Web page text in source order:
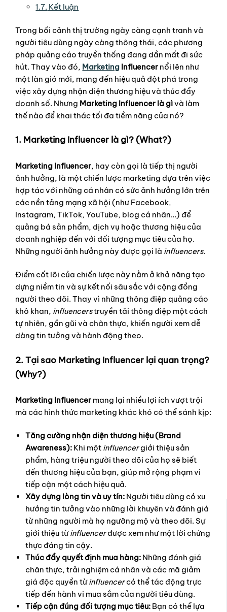
1.7. Kết luận
Trong bối cảnh thị trường ngày càng cạnh tranh và
người tiêu dùng ngày càng thông thái, các phương
pháp quảng cáo truyền thống đang dần mất đi sức
hút. Thay vào đó, Marketing Influencer nổi lên như
một làn gió mới, mang đến hiệu quả đột phá trong
việc xây dựng nhận diện thương hiệu và thúc đẩy
doanh số. Nhưng Marketing Influencer là gìvà làm
thế nào để khai thác tối đa tiềm năng của nó?
1. Marketing Influencer là gì? (What?)
Marketing Influencer, hay còn gọi là tiếp thị người
ảnh hưởng, là một chiến lược marketing dựa trên việc
hợp tác với những cá nhân có sức ảnh hưởng lớn trên
các nền tảng mạng xã hội (như Facebook,
Instagram, TikTok, YouTube, blog cá nhân…) để
quảng bá sản phẩm, dịch vụ hoặc thương hiệu của
doanh nghiệp đến với đối tượng mục tiêu của họ.
Những người ảnh hưởng này được gọi là influencers.
Điểm cốt lõi của chiến lược này nằm ở khả năng tạo
dựng niềm tin và sự kết nối sâu sắc với cộng đồng
người theo dõi. Thay vì những thông điệp quảng cáo
khô khan, influencerstruyền tải thông điệp một cách
tự nhiên, gần gũi và chân thực, khiến người xem dễ
dàng tin tưởng và hành động theo.
2. Tại sao Marketing Influencer lại quan trọng?
(Why?)
Marketing Influencer mang lại nhiều lợi ích vượt trội
mà các hình thức marketing khác khó có thể sánh kịp:
Tăng cường nhận diện thương hiệu (Brand
Awareness): Khi một influencergiới thiệu sản
phẩm, hàng triệu người theo dõi của họ sẽ biết
đến thương hiệu của bạn, giúp mở rộng phạm vi
tiếp cận một cách hiệu quả.
Xây dựng lòng tin và uy tín: Người tiêu dùng có xu
hướng tin tưởng vào những lời khuyên và đánh giá
từ những người mà họ ngưỡng mộ và theo dõi. Sự
giới thiệu từinfluencerđược xem như một lời chứng
thực đáng tin cậy.
Thúc đẩy quyết định mua hàng: Những đánh giá
chân thực, trải nghiệm cá nhân và các mã giảm
giá độc quyền từinfluencercó thể tác động trực
tiếp đến hành vi mua sắm của người tiêu dùng.
Tiếp cận đúng đối tượng mục tiêu: Bạn có thể lựa